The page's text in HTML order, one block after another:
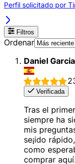
Perfil solicitado por
Filtros
Ordenar
Daniel
Verificada
Tras el
siempre ha
mis
se¡ido
como
comprar aquí.